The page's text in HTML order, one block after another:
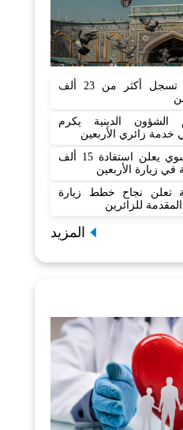
شعبة فاطمة بنت أسد تسجل أكثر من 23 ألف
الشؤون الدينية يكرم
خدمة زائري الأربعين
معهد القرآن الكريم النسوي يعلن استفادة 15 ألف
زيارة الأربعين
تعلن نجاح خطط زيارة
للزائرين
المزيد